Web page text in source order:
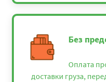
Без
Оплата
доставки груза,